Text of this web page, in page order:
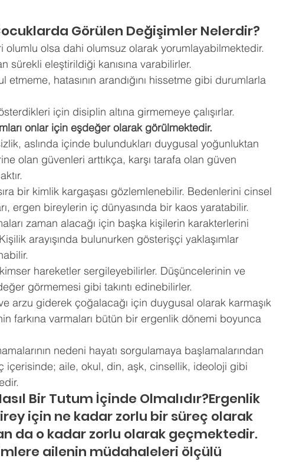
Görülen Değişimler Nelerdir?
olumlu olsa dahi olumsuz olarak yorumlayabilmektedir.
sürekli eleştirildiği kanısına varabilirler.
hatasının arandığını hissetme gibi durumlarla
için disiplin altına girmemeye çalışırlar.
onlar için eşdeğer olarak görülmektedir.
aslında içinde bulundukları duygusal yoğunluktan
olan güvenleri arttıkça, karşı tarafa olan güven
bir kimlik kargaşası gözlemlenebilir. Bedenlerini cinsel
ergen bireylerin iç dünyasında bir kaos yaratabilir.
zaman alacağı için başka kişilerin karakterlerini
arayışında bulunurken gösterişçi yaklaşımlar
hareketler sergileyebilirler. Düşüncelerinin ve
görmemesi gibi takıntı edinebilirler.
arzu giderek çoğalacağı için duygusal olarak karmaşık
farkına varmaları bütün bir ergenlik dönemi boyunca
nedeni hayatı sorgulamaya başlamalarından
içerisinde; aile, okul, din, aşk, cinsellik, ideoloji gibi
Bir Tutum İçinde Olmalıdır?Ergenlik
için ne kadar zorlu bir süreç olarak
da o kadar zorlu olarak geçmektedir.
ailenin müdahaleleri ölçülü